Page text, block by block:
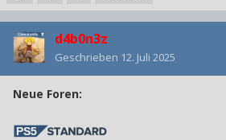
d4b0n3z
Geschrieben 12. Juli 2025
Neue Foren: